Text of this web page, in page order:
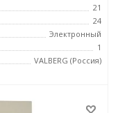
21
24
Электронный
1
VALBERG (Россия)